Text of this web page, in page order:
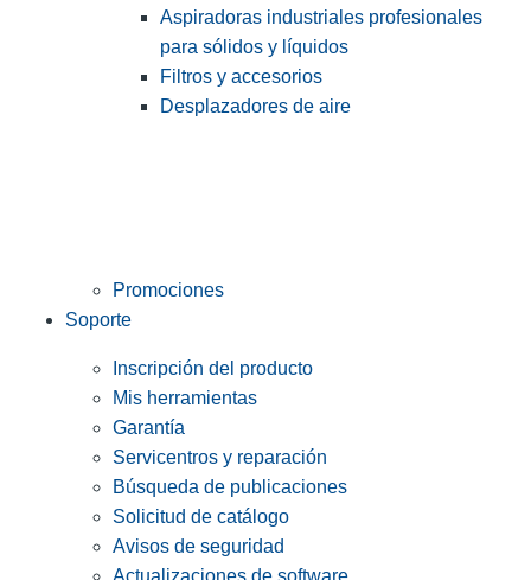
Aspiradoras industriales profesionales
para sólidos y líquidos
Filtros y accesorios
Desplazadores de aire
Promociones
Soporte
Inscripción del producto
Mis herramientas
Garantía
Servicentros y reparación
Búsqueda de publicaciones
Solicitud de catálogo
Avisos de seguridad